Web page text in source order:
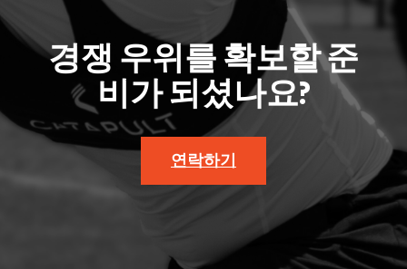
경쟁 우위를 확보할 준
비가 되셨나요?
연락하기